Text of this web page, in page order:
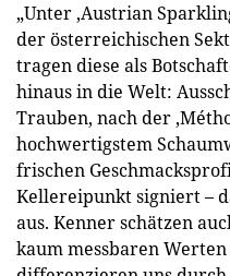
„Unter ‚Austrian
der österreichischen
tragen diese als
hinaus in die Welt:
Trauben, nach der
hochwertigstem
frischen
Kellereipunkt signiert –
aus. Kenner schätzen
kaum messbaren